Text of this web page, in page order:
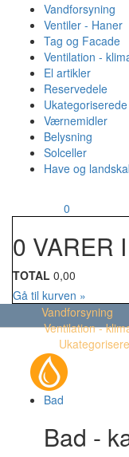
Vandforsyning
Ventiler - Haner
Tag og Facade
Ventilation -
El artikler
Reservedele
Værnemidler
Belysning
Solceller
Have og
0
0 VARER
TOTAL 0,00
Gå til kurven »
Vandforsyning
Ventilation -
Bad
Bad -